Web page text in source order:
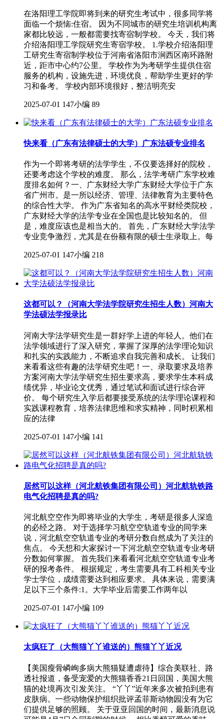
在洛阳理工学院即将到来的研究生考试中，很多同学将
面临一个烦恼:住宿。 因为不同城市的研究生培训机构离
家都比较远，一般都需要找寄宿制学校。 今天，我们将
介绍洛阳理工学院研究生寄宿学校。 1.学校介绍洛阳理
工研究生寄宿制学校位于河南省洛阳市涧西区南环路附
近，距市中心约7公里。 学校作为为考研学生提供住宿
服务的机构，设施先进，环境优良，帮助学生更好的学
习和备考。 学校内部环境很好，整洁明亮安
2025-07-01 147小编 89
快来看（广东有法律硕士的大学）广东法硕专业排名
作为一个即将考研的法学学生，不仅要选择好的院校，
还要考虑这个学校的难度。 那么，法学考研广东学校难
度排名如何？一、广东财经大学广东财经大学位于广东
省广州市。是一所以经济、管理、法律教育为主要特色
的综合性大学。 作为广东省知名的高水平财经类院校，
广东财经大学的法学专业在全国也是比较知名的。 但
是，难度应该也是相当大的。 首先，广东财经大学法学
专业竞争激烈，尤其是在份额有限的硕士生录取上。每
2025-07-01 147小编 218
这都可以？（河南大学法学院研究生招生人数）河南大
学法硕法学报录比
河南大学法学研究生是一群好学上进的年轻人。他们在
法学领域进行了深入研究，掌握了深厚的法学理论知识
和扎实的实践能力，不断追求自我完善和成长。 让我们
来看看这些有趣的法学研究生吧！一、录取要求及培养
方案河南大学法学研究生招生要求高，要求学生本科成
绩优异，毕业论文优秀，通过笔试和面试进行综合评
价。 每个研究生入学后都要接受系统的法学理论课程和
实践课程教育，培养法律思维和求实精神，同时积累相
应的法律
2025-07-01 147小编 141
居然可以这样（河北航铁集团有限公司）河北航轨铁路
电气化招聘是真的吗?
河北航空空作为即将毕业的大学生，考研是很多人深造
的必经之路。 对于选择学习航空空轨道专业的同学来
说，河北航空空轨道专业的考研分数自然成为了关注的
焦点。 今天想和大家探讨一下河北航空空轨道专业考研
分数如何掌握。 首先我们来看看河北航空空轨道专业考
研的报考条件。 根据规定，考生需要具有工科相关专业
学士学位，成绩需要达到相应要求。 具体来说，需要满
足以下三个条件:1。大学毕业后需要工作两年以
2025-07-01 147小编 109
太疯狂了（大熊猫丫丫谁送的）熊猫丫丫近况
【美国瘦骨嶙峋多病大熊猫疑遭虐待】综合美联社、路
透社报道，备受宠爱的大熊猫香香21日回国，美国大熊
猫的处境再次引发关注。 “丫丫”近年来多次被拍到患有
皮肤病。一些动物保护组织批评孟菲斯动物园没有为它
们提供足够的照顾。 关于亚亚回国的时间，最新消息说